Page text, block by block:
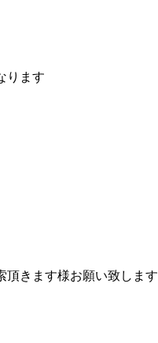
ります
頂きます様お願い致します